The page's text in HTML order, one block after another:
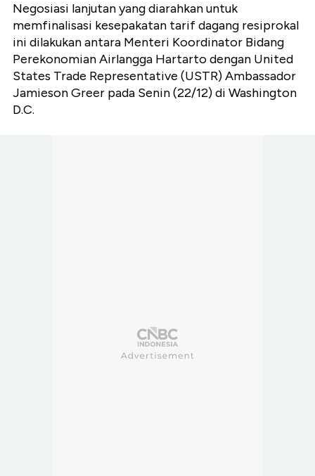
Negosiasi lanjutan yang diarahkan untuk
memfinalisasi kesepakatan tarif dagang resiprokal
ini dilakukan antara Menteri Koordinator Bidang
Perekonomian Airlangga Hartarto dengan United
States Trade Representative (USTR) Ambassador
Jamieson Greer pada Senin (22/12) di Washington
D.C.